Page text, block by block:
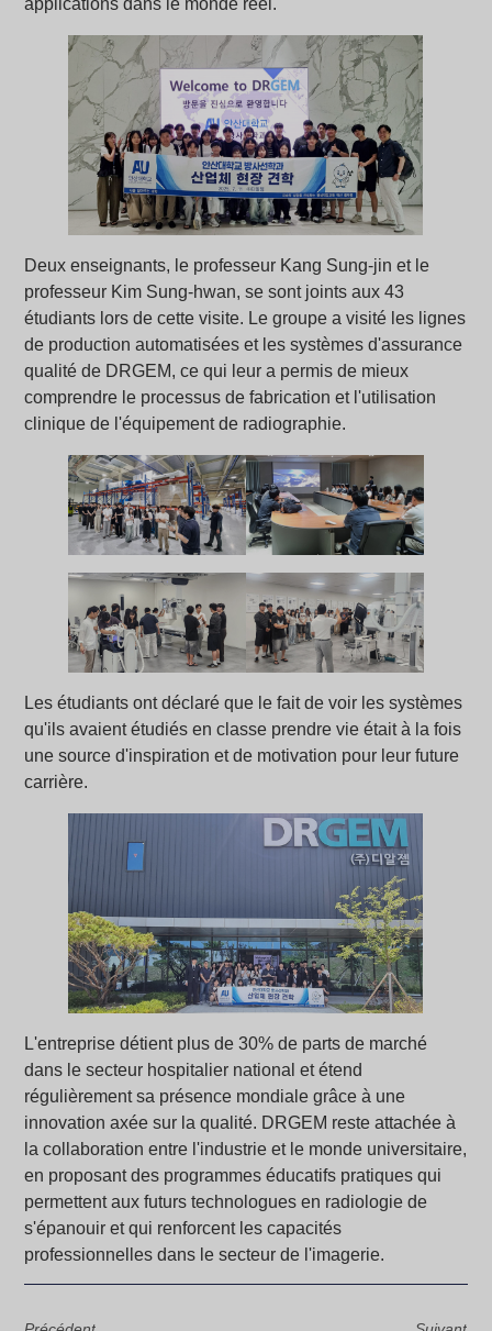
applications dans le monde réel.
Deux enseignants, le professeur Kang Sung-jin et le
professeur Kim Sung-hwan, se sont joints aux 43
étudiants lors de cette visite. Le groupe a visité les lignes
de production automatisées et les systèmes d'assurance
qualité de DRGEM, ce qui leur a permis de mieux
comprendre le processus de fabrication et l'utilisation
clinique de l'équipement de radiographie.
Les étudiants ont déclaré que le fait de voir les systèmes
qu'ils avaient étudiés en classe prendre vie était à la fois
une source d'inspiration et de motivation pour leur future
carrière.
L'entreprise détient plus de 30% de parts de marché
dans le secteur hospitalier national et étend
régulièrement sa présence mondiale grâce à une
innovation axée sur la qualité. DRGEM reste attachée à
la collaboration entre l'industrie et le monde universitaire,
en proposant des programmes éducatifs pratiques qui
permettent aux futurs technologues en radiologie de
s'épanouir et qui renforcent les capacités
professionnelles dans le secteur de l'imagerie.